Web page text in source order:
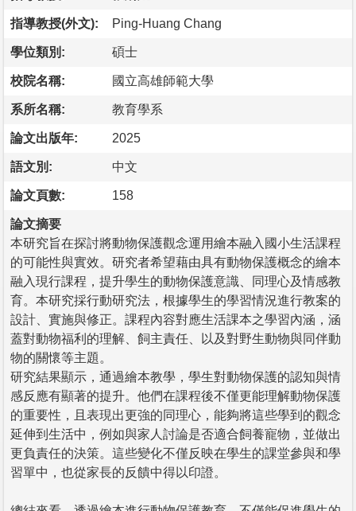
指導教授(外文): Ping-Huang Chang
學位類別: 碩士
校院名稱: 國立高雄師範大學
系所名稱: 教育學系
論文出版年: 2025
語文別: 中文
論文頁數: 158
論文摘要
本研究旨在探討將動物保護觀念運用繪本融入國小生活課程
的可能性與實效。研究者希望藉由具有動物保護概念的繪本
融入現行課程，提升學生的動物保護意識、同理心及情感教
育。本研究採行動研究法，根據學生的學習情況進行教案的
設計、實施與修正。課程內容對應生活課本之學習內涵，涵
蓋對動物福利的理解、飼主責任、以及對野生動物與同伴動
物的關懷等主題。
研究結果顯示，通過繪本教學，學生對動物保護的認知與情
感反應有顯著的提升。他們在課程後不僅更能理解動物保護
的重要性，且表現出更強的同理心，能夠將這些學到的觀念
延伸到生活中，例如與家人討論是否適合飼養寵物，並做出
更負責任的決策。這些變化不僅反映在學生的課堂參與和學
習單中，也從家長的反饋中得以印證。